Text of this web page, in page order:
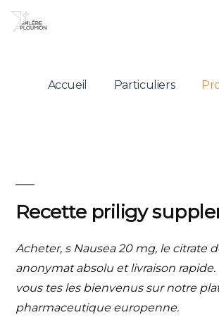
Skip
Accueil Particuliers
Recette priligy
Acheter, s Nausea 20 mg, le citrate
anonymat absolu et livraison
vous tes les bienvenus sur notre
pharmaceutique europenne.